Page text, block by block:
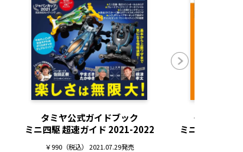
タミヤ公式ガイドブック
ミニ四駆 超速ガイド 2021-2022
￥990（税込） 2021.07.29発売
タミヤ公式
ミニ四駆 超速